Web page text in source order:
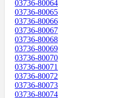
03736-80064
03736-80065
03736-80066
03736-80067
03736-80068
03736-80069
03736-80070
03736-80071
03736-80072
03736-80073
03736-80074